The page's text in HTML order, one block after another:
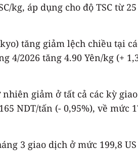
kg, áp dụng cho độ TSC từ
tăng giảm lệch chiều tại
4/2026 tăng 4.90 Yên/kg (+
giảm ở tất cả các kỳ
NDT/tấn (- 0,95%), về mức
3 giao dịch ở mức 199,8